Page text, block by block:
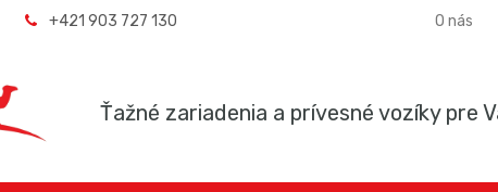
Ťažné zariadenia a prívesné vozíky pre
+421 903 727 130 O nás